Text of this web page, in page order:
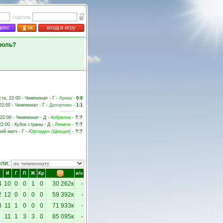
пароль
ок вход в игру
22:00 - Чемпионат - Г - Арика - 0:0
- Чемпионат - Г - Депортиво - 1:1
22:00 - Чемпионат - Д - Кобрелоа - ?:?
- Кубок страны - Д - Лимаче - ?:?
матч - Г - Юргорден (Швеция) - ?:?
И Г П Ж Кр и/о
10 0 0 1 0 30 262к
-
12 0 0 0 0 59 392к
-
11 1 0 0 0 71 933к
-
11
1 3 3 0 85 095к -